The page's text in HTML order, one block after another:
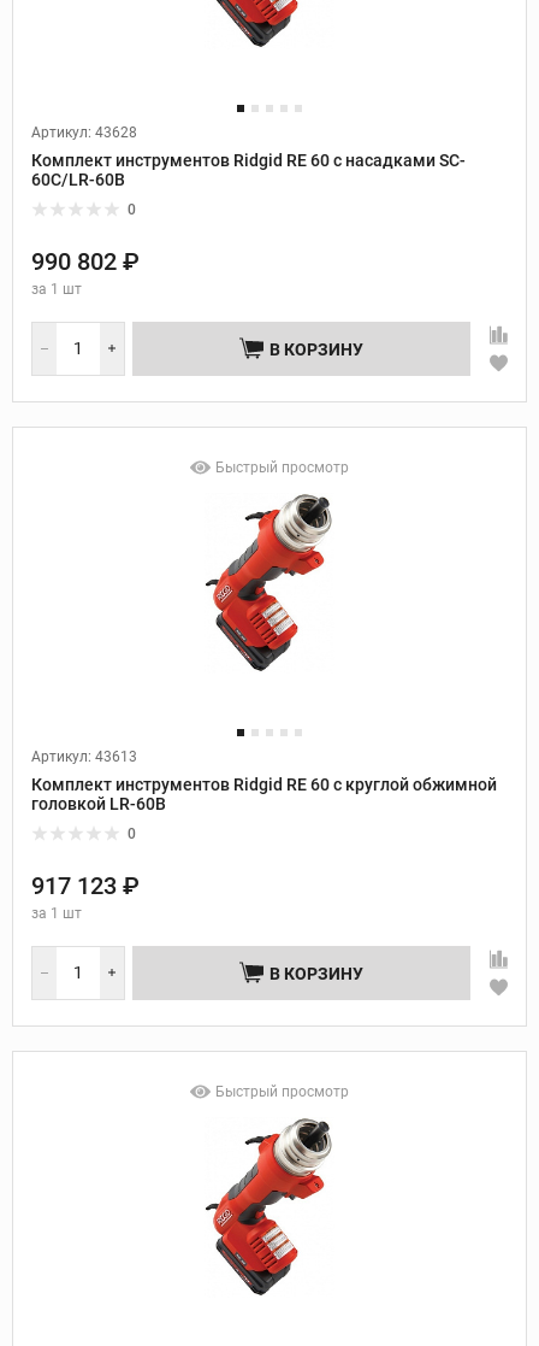
Артикул: 43628
Комплект инструментов Ridgid RE 60 с насадками SC-
60C/LR-60B
0
990 802 ₽
за 1 шт
В КОРЗИНУ
Быстрый просмотр
Артикул: 43613
Комплект инструментов Ridgid RE 60 с круглой обжимной
головкой LR-60B
0
917 123 ₽
за 1 шт
В КОРЗИНУ
Быстрый просмотр